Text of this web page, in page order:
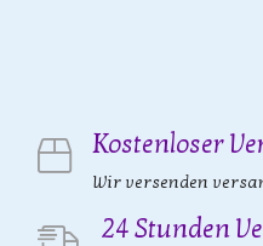
Kostenloser
Wir versenden
24 Stunden